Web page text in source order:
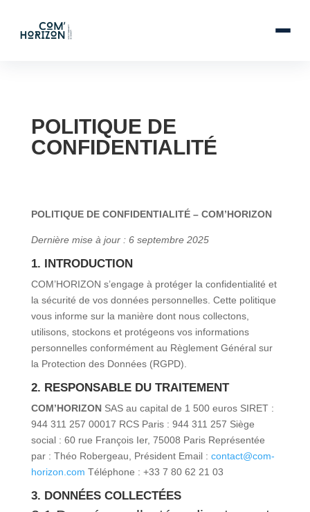
POLITIQUE DE
CONFIDENTIALITÉ
POLITIQUE DE CONFIDENTIALITÉ – COM’HORIZON
Dernière mise à jour : 6 septembre 2025
1. INTRODUCTION
COM’HORIZON s’engage à protéger la confidentialité et
la sécurité de vos données personnelles. Cette politique
vous informe sur la manière dont nous collectons,
utilisons, stockons et protégeons vos informations
personnelles conformément au Règlement Général sur
la Protection des Données (RGPD).
2. RESPONSABLE DU TRAITEMENT
COM’HORIZON SAS au capital de 1 500 euros SIRET :
944 311 257 00017 RCS Paris : 944 311 257 Siège
social : 60 rue François Ier, 75008 Paris Représentée
par : Théo Robergeau, Président Email : contact@com-
horizon.com Téléphone : +33 7 80 62 21 03
3. DONNÉES COLLECTÉES